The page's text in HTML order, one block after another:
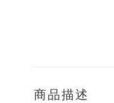
商品描述